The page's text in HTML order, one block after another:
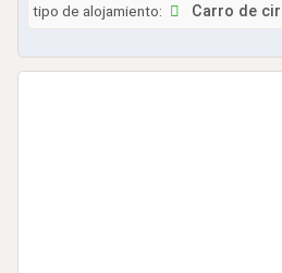
tipo de alojamiento: Carro de